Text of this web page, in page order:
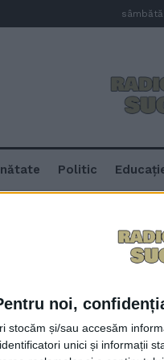
noi,
stocăm și/sau accesăm
unici și informații
Politic
Femeia cu
gravă.